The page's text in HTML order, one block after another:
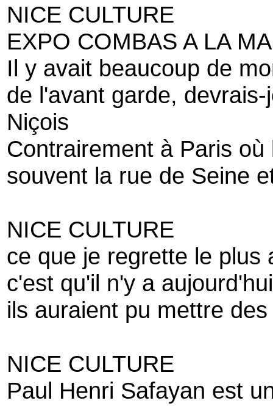
NICE CULTURE
EXPO COMBAS A LA
Il y avait beaucoup de
de l'avant garde,
Niçois
Contrairement à Paris
souvent la rue de Seine
NICE CULTURE
ce que je regrette le plus
c'est qu'il n'y a
ils auraient pu mettre
NICE CULTURE
Paul Henri Safayan est